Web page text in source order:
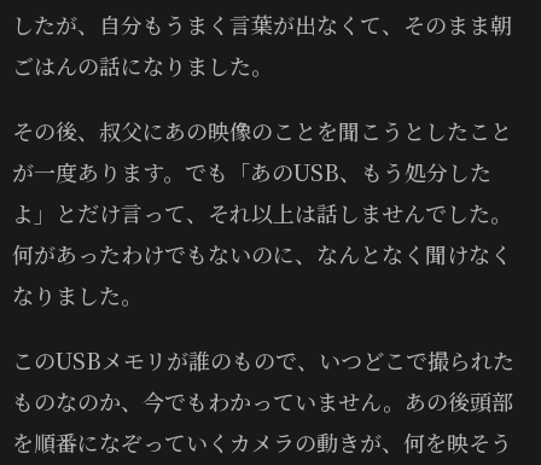
したが、自分もうまく言葉が出なくて、そのまま朝
ごはんの話になりました。
その後、叔父にあの映像のことを聞こうとしたこと
が一度あります。でも「あのUSB、もう処分した
よ」とだけ言って、それ以上は話しませんでした。
何があったわけでもないのに、なんとなく聞けなく
なりました。
このUSBメモリが誰のもので、いつどこで撮られた
ものなのか、今でもわかっていません。あの後頭部
を順番になぞっていくカメラの動きが、何を映そう